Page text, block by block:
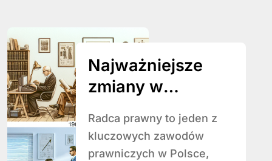
Najważniejsze
zmiany w
prawnego na
przestrzeni lat.
Radca prawny to jeden z
kluczowych zawodów
prawniczych w Polsce,